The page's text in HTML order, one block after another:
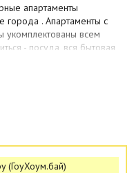
апартаменты
города . Апартаменты с
укомплектованы всем
- посуда, вся бытовая
гигиены.
(ГоуХоум.бай)